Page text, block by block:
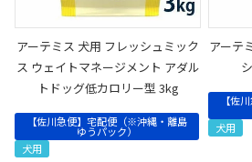
アーテミス 犬用 フレッシュミック
ス ウェイトマネージメント アダル
トドッグ低カロリー型 3kg
【佐川急便】宅配便（※沖縄・離島
ゆうパック）
犬用
アーテ
【佐
犬用